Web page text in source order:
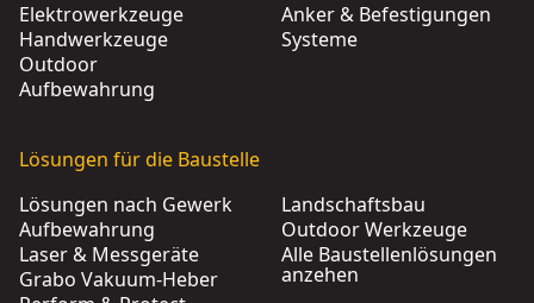
Elektrowerkzeuge
Handwerkzeuge
Outdoor
Aufbewahrung
Anker & Befestigungen
Systeme
Lösungen für die Baustelle
Lösungen nach Gewerk
Aufbewahrung
Laser & Messgeräte
Grabo Vakuum-Heber
Landschaftsbau
Outdoor Werkzeuge
Alle Baustellenlösungen
anzehen